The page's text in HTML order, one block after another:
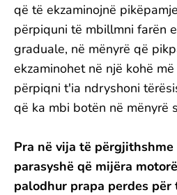
që të ekzaminojnë
përpiquni të mbillmni farën
graduale, në mënyrë që
ekzaminohet në një kohë
përpiqni t'ia ndryshoni
që ka mbi botën në mënyrë
Pra në vija të
parasyshë që mijëra
palodhur prapa perdes për